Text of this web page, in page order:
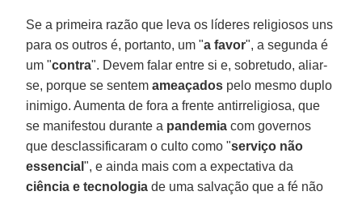
Se a primeira razão que leva os líderes religiosos uns
para os outros é, portanto, um "a favor", a segunda é
um "contra". Devem falar entre si e, sobretudo, aliar-
se, porque se sentemameaçados pelo mesmo duplo
inimigo. Aumenta de fora a frente antirreligiosa, que
se manifestou durante a pandemia com governos
que desclassificaram o culto como "serviço não
essencial", e ainda mais com a expectativa da
ciência e tecnologia de uma salvação que a fé não